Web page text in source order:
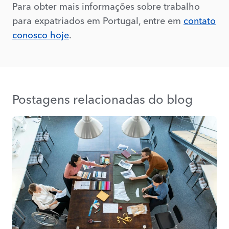
Para obter mais informações sobre trabalho
para expatriados em Portugal, entre em contato
conosco hoje.
Postagens relacionadas do blog